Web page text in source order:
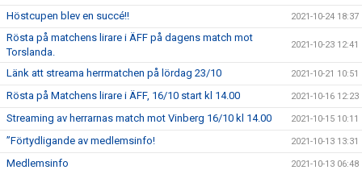
Höstcupen blev en succé!! 2021-10-24 18:37
Rösta på matchens lirare i ÄFF på dagens match mot
Torslanda.
2021-10-23 12:41
Länk att streama herrmatchen på lördag 23/10 2021-10-21 10:51
Rösta på Matchens lirare i ÄFF, 16/10 start kl 14.00 2021-10-16 12:23
Streaming av herrarnas match mot Vinberg 16/10 kl 14.00 2021-10-15 10:11
”Förtydligande av medlemsinfo! 2021-10-13 13:31
Medlemsinfo 2021-10-13 06:48